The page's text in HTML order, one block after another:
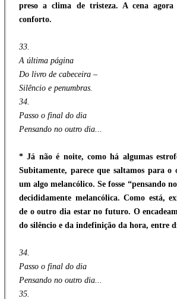
preso a clima de tristeza. A cena
conforto.
33.
A última página
Do livro de cabeceira –
Silêncio e penumbras.
34.
Passo o final do dia
Pensando no outro dia...
* Já não é noite, como há algumas
Subitamente, parece que saltamos para o
um algo melancólico. Se fosse “pensando
decididamente melancólica. Como está,
de o outro dia estar no futuro. O
do silêncio e da indefinição da hora, entre
34.
Passo o final do dia
Pensando no outro dia...
35.